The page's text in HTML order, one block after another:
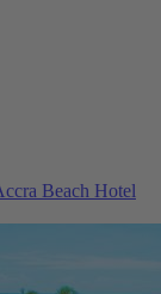
Beach Hotel